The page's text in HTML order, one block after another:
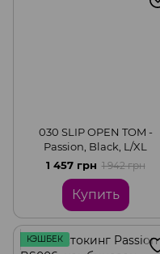
030 SLIP OPEN TOM -
Passion, Black, L/XL
1 457 грн 1 942 грн
Купить
КЭШБЕК